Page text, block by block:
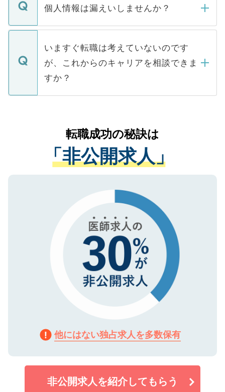
■応募殺到を避けるため 人気のある医療機
関を公にしてしまうと、応募が殺到する場
に、医療機関が求める条件に合った人材の
みを人材紹介会社に依頼するケースが増え
ています。
ん。また、仮に応募先から内定をいただい
定を承諾する必要はありません。内定先へ
の辞退の連絡はキャリアパートナーが行い
個人情報は漏えいしませんか？
個人情報が漏えいすることはありませんの
で、ご安心ください。当サイトからの登録
などで収集したご登録者様の個人情報は、
ご本人のキャリアアップおよび転職活動の
支援を目的に使用いたします。お預かりし
ているすべての個人データはご本人の許可
は、個人情報の取り扱いについての厳密な
管理基準を満たした事業者のみに付与され
る、プライバシーマークを取得済みです。
で、機密保持に関してもご安心ください。
いますぐ転職は考えていないのです
が、これからのキャリアを相談できま
すか？
かがいして、現在の医療機関の状況や紹介
経験をまじえながら、適切なアドバイスを
させていただきます。すぐにご転職をされ
ない方には、長期的なサポートが可能です
ので、まずはご登録ください。
転職成功の秘訣は
「非公開求人」
他にはない独占求人を多数保有
非公開求人を紹介してもらう